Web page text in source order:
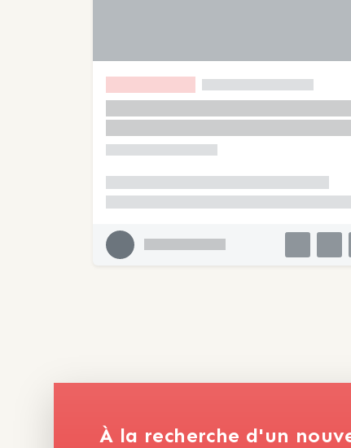
À la recherche d'un